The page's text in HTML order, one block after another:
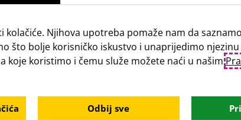
kolačiće. Njihova upotreba pomaže nam da
što bolje korisničko iskustvo i unaprijedimo
koje koristimo i čemu služe možete naći u našim
Odbij sve